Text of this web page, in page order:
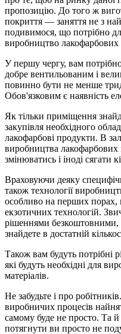
пропозицію. До того ж
покриття — заняття не з
подивимося, що потрібно
виробництво лакофарбових
У першу чергу, вам
добре вентильованим і
повинно бути не менше
Обов'язковим є наявність
Як тільки приміщення
закупівля необхідного
лакофарбові продукти. В
виробництва лакофарбових
змінюватись і іноді сягати
Враховуючи деяку
також технології
особливо на перших порах,
екзотичних технологій.
рішеннями безкоштовними,
знайдете в достатній
Також вам будуть потрібні
які будуть необхідні для
матеріалів.
Не забудьте і про
виробничих процесів
самому буде не просто. Та й
потягнути ви просто не